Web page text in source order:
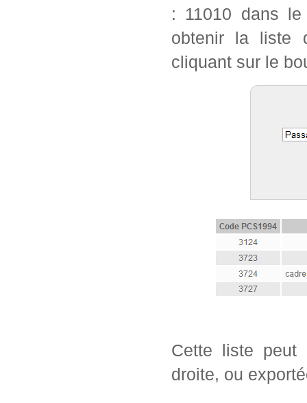
: 11010 dans
obtenir la liste
cliquant sur le
Cette liste
droite, ou